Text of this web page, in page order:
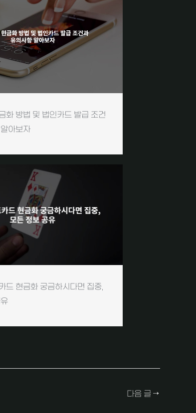
화 방법 및 법인카드 발급 조건
아보자
드 현금화 궁금하시다면 집중,
다음 글 →